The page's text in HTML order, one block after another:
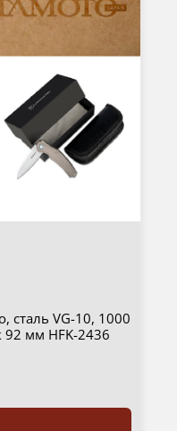
сталь VG-10, 1000
92 мм HFK-2436